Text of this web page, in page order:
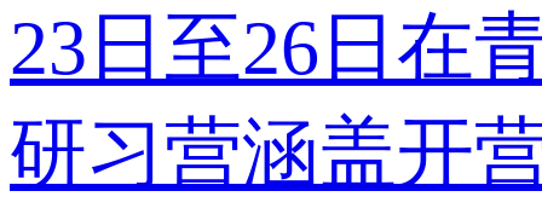
23日至26日在
研习营涵盖开